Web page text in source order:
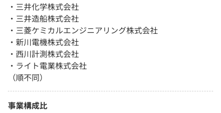
・三井化学株式会社
・三井造船株式会社
・三菱ケミカルエンジニアリング株式会社
・新川電機株式会社
・西川計測株式会社
・ライト電業株式会社
（順不同）
事業構成比